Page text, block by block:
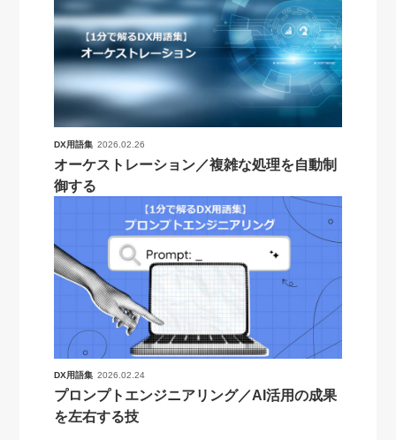
DX用語集 2026.02.26
オーケストレーション／複雑な処理を自動制
御する
DX用語集 2026.02.24
プロンプトエンジニアリング／AI活用の成果
を左右する技